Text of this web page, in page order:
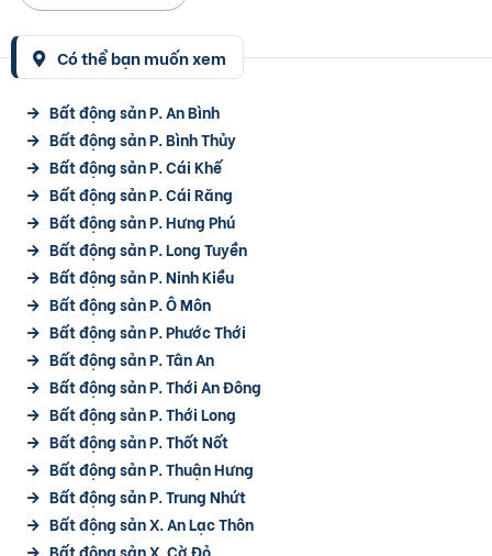
Có thể bạn muốn xem
Bất động sản P. An Bình
Bất động sản P. Bình Thủy
Bất động sản P. Cái Khế
Bất động sản P. Cái Răng
Bất động sản P. Hưng Phú
Bất động sản P. Long Tuyền
Bất động sản P. Ninh Kiều
Bất động sản P. Ô Môn
Bất động sản P. Phước Thới
Bất động sản P. Tân An
Bất động sản P. Thới An Đông
Bất động sản P. Thới Long
Bất động sản P. Thốt Nốt
Bất động sản P. Thuận Hưng
Bất động sản P. Trung Nhứt
Bất động sản X. An Lạc Thôn
Bất động sản X. Cờ Đỏ